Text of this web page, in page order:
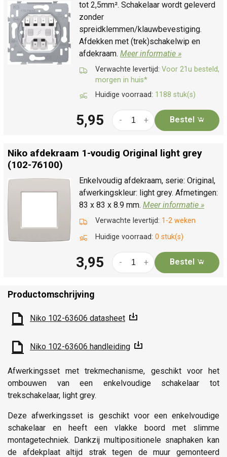
tot 2,5mm². Schakelaar wordt geleverd
zonder
spreidklemmen/klauwbevestiging.
Afdekken met (trek)schakelwip en
afdekraam. Meer informatie »
Verwachte levertijd: Voor 21u besteld,
morgen in huis*
Huidige voorraad: 1188 stuk(s)
5,95 +
- Bestel
Niko afdekraam 1-voudig Original light grey
(102-76100)
Enkelvoudig afdekraam, serie: Original,
afwerkingskleur: light grey. Afmetingen:
83 x 83 x 8.9 mm. Meer informatie »
Verwachte levertijd: 1-2 weken
Huidige voorraad: 0 stuk(s)
3,95 +
- Bestel
Productomschrijving
Niko 102-63606 datasheet
Niko 102-63606 handleiding
Afwerkingsset met trekmechanisme, geschikt voor het
ombouwen van een enkelvoudige schakelaar tot
trekschakelaar, light grey.
Deze afwerkingsset is geschikt voor een enkelvoudige
schakelaar en heeft een vlakke boord met slimme
montagetechniek. Dankzij multipositionele snaphaken kan
de afdekplaat altijd strak tegen de muur gemonteerd